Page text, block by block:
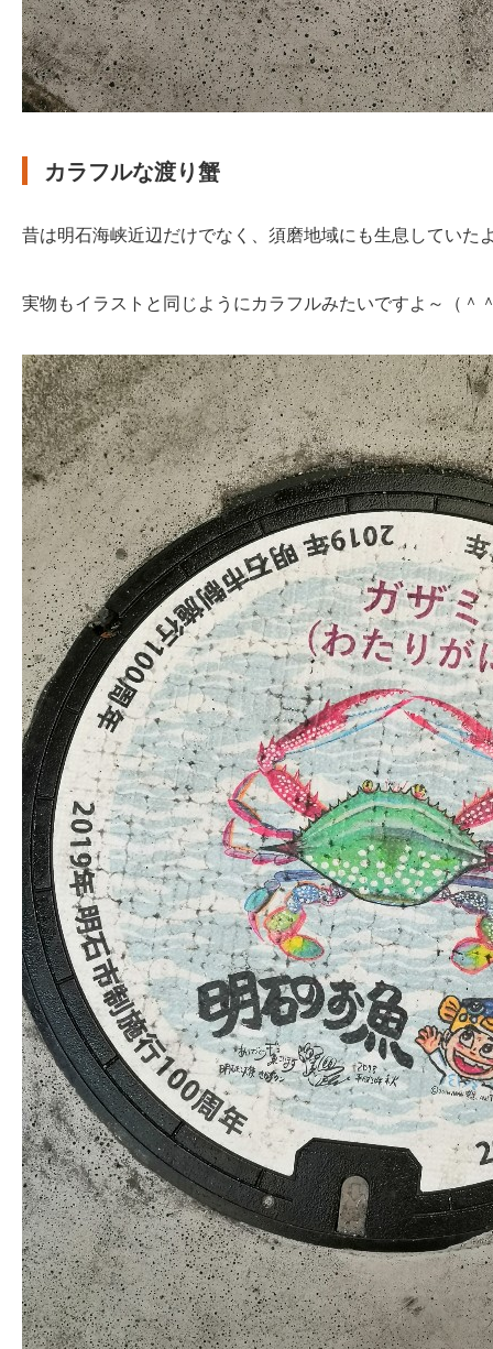
カラフルな渡り蟹
昔は明石海峡近辺だけでなく、須磨地域にも生息していた
実物もイラストと同じようにカラフルみたいですよ～（＾